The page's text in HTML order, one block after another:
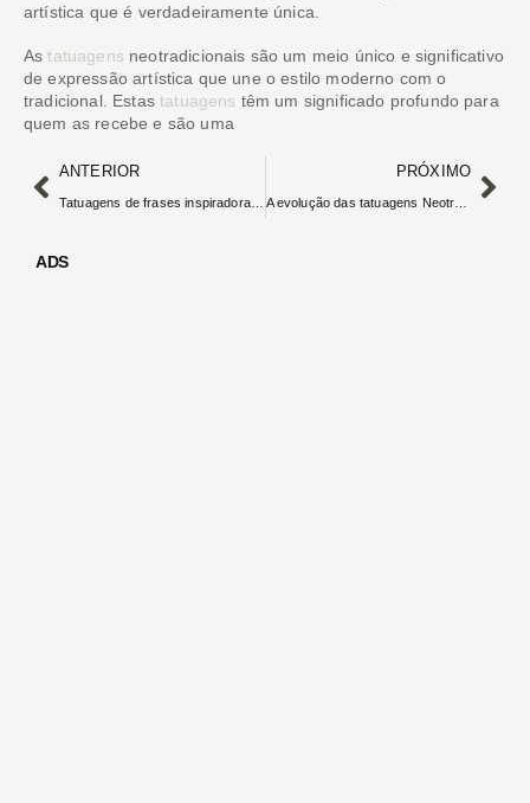
artística que é verdadeiramente única.
Astatuagens neotradicionais são um meio único e significativo
de expressão artística que une o estilo moderno com o
tradicional. Estastatuagens têm um significado profundo para
quem as recebe e são uma
ANTERIOR
Tatuagens de frases inspiradoras para o antebraço
PRÓXIMO
ADS